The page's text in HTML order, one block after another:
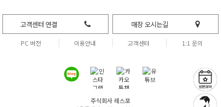
고객센터 연결 매장 오시는길
PC 버전 이용안내 고객센터 1:1 문의
주식회사 레스포